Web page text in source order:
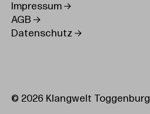
Impressum
AGB
Datenschutz
© 2026 Klangwelt Toggenburg